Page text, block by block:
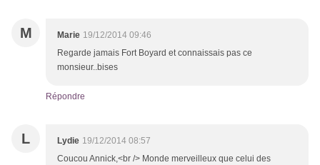
M Marie 19/12/2014 09:46
Regarde jamais Fort Boyard et connaissais pas ce
monsieur..bises
Répondre
L Lydie 19/12/2014 08:57
Coucou Annick,<br /> Monde merveilleux que celui des